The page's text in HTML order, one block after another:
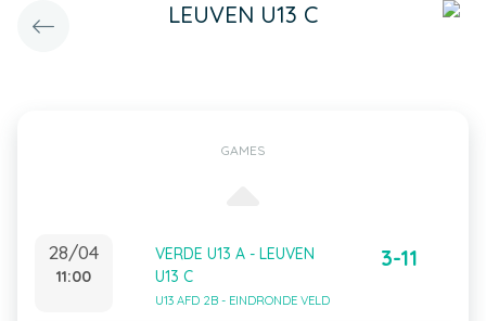
LEUVEN U13 C
GAMES
28/04
11:00
VERDE U13 A - LEUVEN
U13 C
U13 AFD 2B - EINDRONDE VELD
3-11